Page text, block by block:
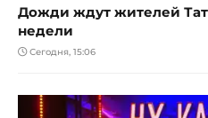
Дожди ждут жителей
недели
Сегодня, 15:06